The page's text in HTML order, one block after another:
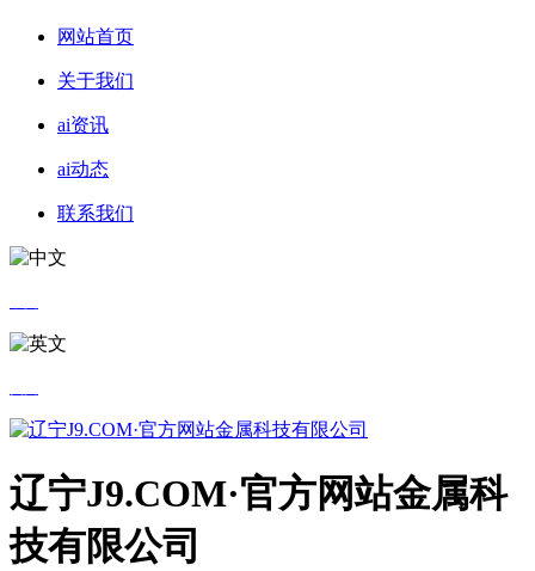
网站首页
关于我们
ai资讯
ai动态
联系我们
辽宁J9.COM·官方网站金属科
技有限公司